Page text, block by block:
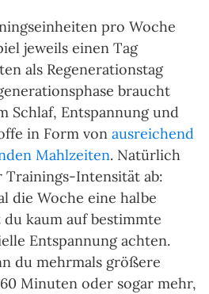
pro Woche
jeweils einen Tag
als Regenerationstag
braucht
Schlaf, Entspannung und
in Form von ausreichend
Mahlzeiten. Natürlich
Trainings-Intensität ab:
die Woche eine halbe
kaum auf bestimmte
Entspannung achten.
du mehrmals größere
Minuten oder sogar mehr,